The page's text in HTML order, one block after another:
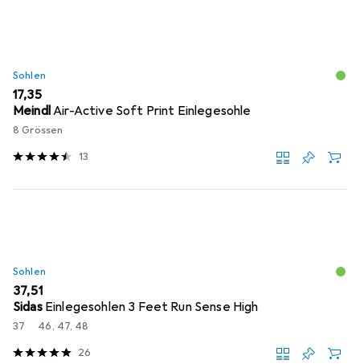
Sohlen
EUR
17,35
MeindlAir-Active Soft Print Einlegesohle
8 Grössen
13
Sohlen
EUR
37,51
Sidas Einlegesohlen 3 Feet Run Sense High
37 46, 47, 48
26